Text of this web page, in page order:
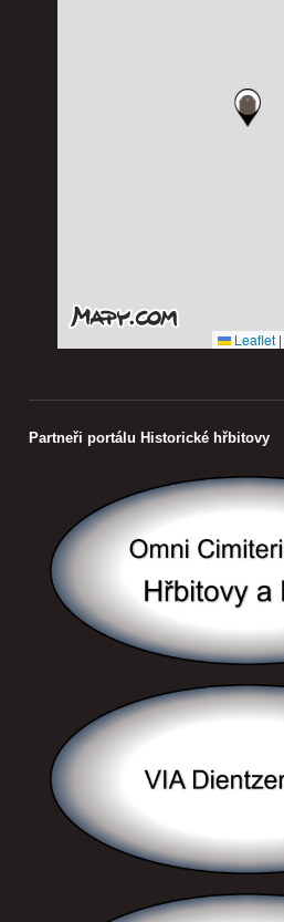
Leaflet |
Partneři portálu Historické hřbitovy